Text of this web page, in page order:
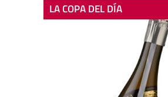
LA COPA DEL DÍA